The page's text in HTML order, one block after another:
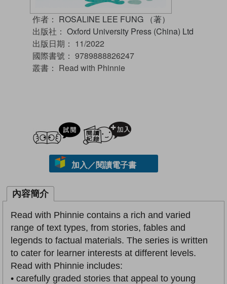
作者： ROSALINE LEE FUNG （著）
出版社： Oxford University Press (China) Ltd
出版日期： 11/2022
國際書號： 9789888826247
叢書： Read with Phinnie
試閲
加入／閱讀電子書
內容簡介
Read with Phinnie contains a rich and varied
range of text types, from stories, fables and
legends to factual materials. The series is written
to cater for learner interests at different levels.
Read with Phinnie includes:
• carefully graded stories that appeal to young